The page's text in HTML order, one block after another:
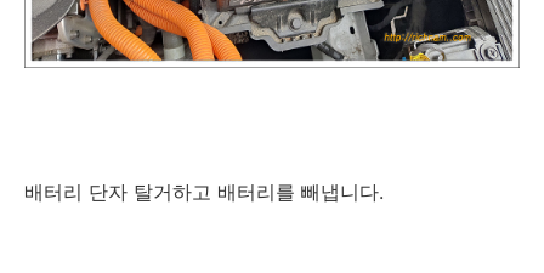
배터리 단자 탈거하고 배터리를 빼냅니다.